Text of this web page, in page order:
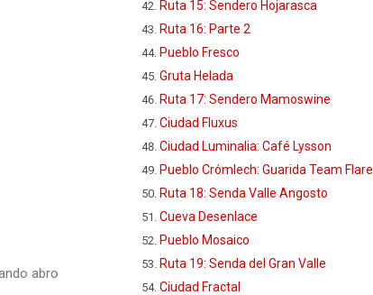
abro
Ruta 15: Sendero Hojarasca
Ruta 16: Parte 2
Pueblo Fresco
Gruta Helada
Ruta 17: Sendero Mamoswine
Ciudad Fluxus
Ciudad Luminalia: Café Lysson
Pueblo Crómlech: Guarida Team Flare
Ruta 18: Senda Valle Angosto
Cueva Desenlace
Pueblo Mosaico
Ruta 19: Senda del Gran Valle
Ciudad Fractal